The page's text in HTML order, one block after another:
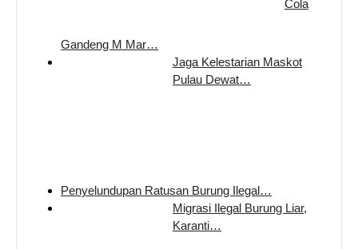
Cola
Gandeng M Mar…
Jaga Kelestarian Maskot
Pulau Dewat…
Penyelundupan Ratusan Burung Ilegal…
Migrasi Ilegal Burung Liar,
Karanti…